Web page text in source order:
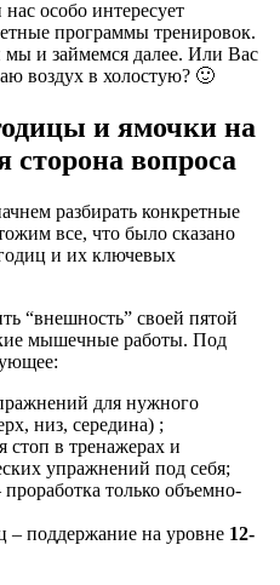
особо интересует
программы тренировок.
и займемся далее. Или Вас
воздух в холостую? 🙂
и ямочки на
сторона вопроса
разбирать конкретные
все, что было сказано
и их ключевых
“внешность” своей пятой
мышечные работы. Под
для нужного
низ, середина) ;
стоп в тренажерах и
упражнений под себя;
только объемно-
поддержание на уровне 12-